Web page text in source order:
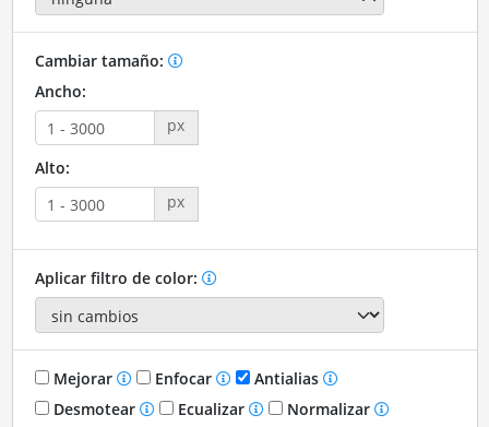
Cambiar tamaño:
Ancho:
px
Alto:
px
Aplicar filtro de color:
Mejorar Enfocar
Antialias
Desmotear
Ecualizar
Normalizar